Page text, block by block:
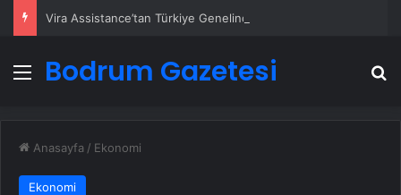
Menü
Bodrum Gazetesi
Anasayfa / Ekonomi
Ekonomi